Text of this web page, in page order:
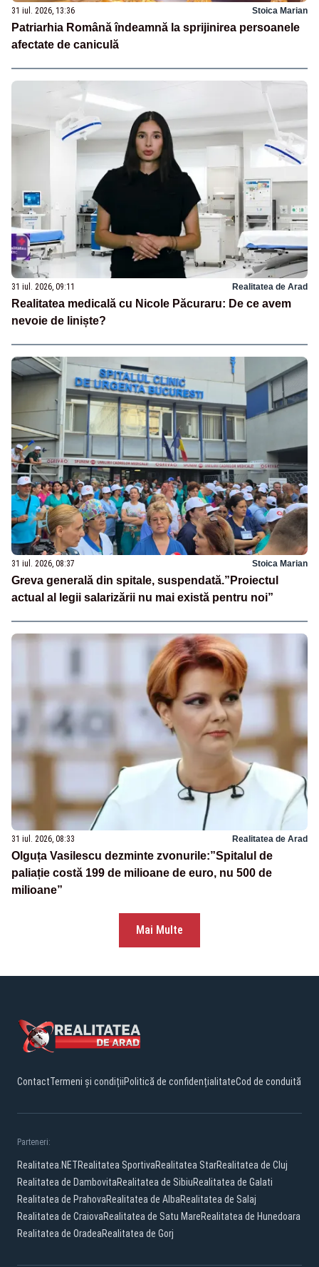
31 iul. 2026, 13:36 Stoica Marian
Patriarhia Română îndeamnă la sprijinirea persoanele
afectate de caniculă
31 iul. 2026, 09:11 Realitatea de Arad
Realitatea medicală cu Nicole Păcuraru: De ce avem
nevoie de liniște?
31 iul. 2026, 08:37 Stoica Marian
Greva generală din spitale, suspendată.”Proiectul
actual al legii salarizării nu mai există pentru noi”
31 iul. 2026, 08:33 Realitatea de Arad
Olguța Vasilescu dezminte zvonurile:”Spitalul de
paliație costă 199 de milioane de euro, nu 500 de
milioane”
Mai Multe
ContactTermeni și condițiiPolitică de confidențialitateCod de conduită
Parteneri:
Realitatea.NETRealitatea SportivaRealitatea StarRealitatea de Cluj
Realitatea de DambovitaRealitatea de SibiuRealitatea de Galati
Realitatea de PrahovaRealitatea de AlbaRealitatea de Salaj
Realitatea de CraiovaRealitatea de Satu MareRealitatea de Hunedoara
Realitatea de OradeaRealitatea de Gorj